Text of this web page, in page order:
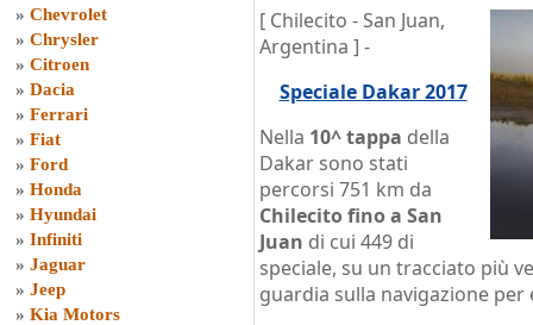
» Chevrolet
» Chrysler
» Citroen
» Dacia
» Ferrari
» Fiat
» Ford
» Honda
» Hyundai
» Infiniti
» Jaguar
» Jeep
» Kia Motors
[ Chilecito - San Juan,
Argentina ] -
Speciale Dakar 2017
Nella 10^ tappa della
Dakar sono stati
percorsi 751 km da
Chilecito fino a San
Juan di cui 449 di
speciale, su un tracciato più
guardia sulla navigazione